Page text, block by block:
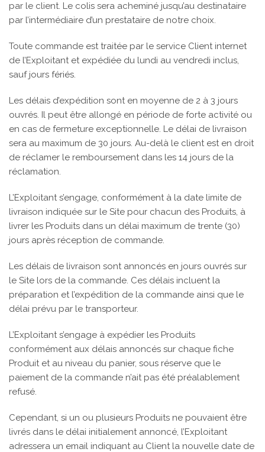
par le client. Le colis sera acheminé jusqu’au destinataire
par l’intermédiaire d’un prestataire de notre choix.
Toute commande est traitée par le service Client internet
de l’Exploitant et expédiée du lundi au vendredi inclus,
sauf jours fériés.
Les délais d’expédition sont en moyenne de 2 à 3 jours
ouvrés. Il peut être allongé en période de forte activité ou
en cas de fermeture exceptionnelle. Le délai de livraison
sera au maximum de 30 jours. Au-delà le client est en droit
de réclamer le remboursement dans les 14 jours de la
réclamation.
L’Exploitant s’engage, conformément à la date limite de
livraison indiquée sur le Site pour chacun des Produits, à
livrer les Produits dans un délai maximum de trente (30)
jours après réception de commande.
Les délais de livraison sont annoncés en jours ouvrés sur
le Site lors de la commande. Ces délais incluent la
préparation et l’expédition de la commande ainsi que le
délai prévu par le transporteur.
L’Exploitant s’engage à expédier les Produits
conformément aux délais annoncés sur chaque fiche
Produit et au niveau du panier, sous réserve que le
paiement de la commande n’ait pas été préalablement
refusé.
Cependant, si un ou plusieurs Produits ne pouvaient être
livrés dans le délai initialement annoncé, l’Exploitant
adressera un email indiquant au Client la nouvelle date de